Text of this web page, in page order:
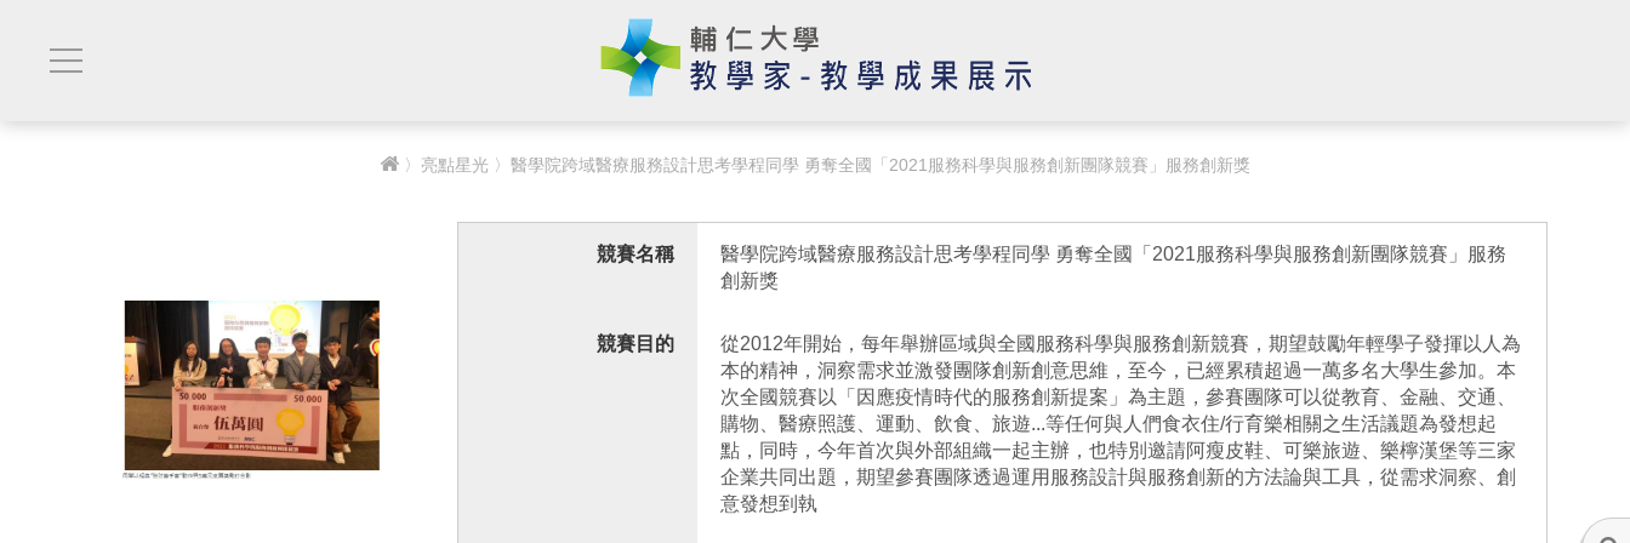
〉 亮點星光 〉醫學院跨域醫療服務設計思考學程同學 勇奪全國「2021服務科學與服務創新團隊競賽」服務創新獎
競賽名稱
醫學院跨域醫療服務設計思考學程同學 勇奪全國「2021服務科學與服務創新團隊競賽」服務
創新獎
競賽目的
從2012年開始，每年舉辦區域與全國服務科學與服務創新競賽，期望鼓勵年輕學子發揮以人為
本的精神，洞察需求並激發團隊創新創意思維，至今，已經累積超過一萬多名大學生參加。本
次全國競賽以「因應疫情時代的服務創新提案」為主題，參賽團隊可以從教育、金融、交通、
購物、醫療照護、運動、飲食、旅遊...等任何與人們食衣住/行育樂相關之生活議題為發想起
點，同時，今年首次與外部組織一起主辦，也特別邀請阿瘦皮鞋、可樂旅遊、樂檸漢堡等三家
企業共同出題，期望參賽團隊透過運用服務設計與服務創新的方法論與工具，從需求洞察、創
意發想到執